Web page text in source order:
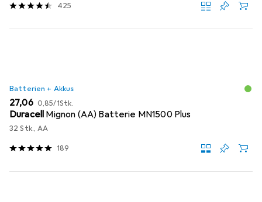
425
Batterien + Akkus
EUR
27,06 EUR
0,85/1Stk.
Duracell Mignon (AA) Batterie MN1500 Plus
32 Stk., AA
189